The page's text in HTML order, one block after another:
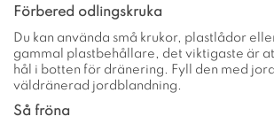
Förbered odlingskruka
Du kan använda små krukor, plastlådor
gammal plastbehållare, det viktigaste är
hål i botten för dränering. Fyll den med
väldränerad jordblandning.
Så fröna